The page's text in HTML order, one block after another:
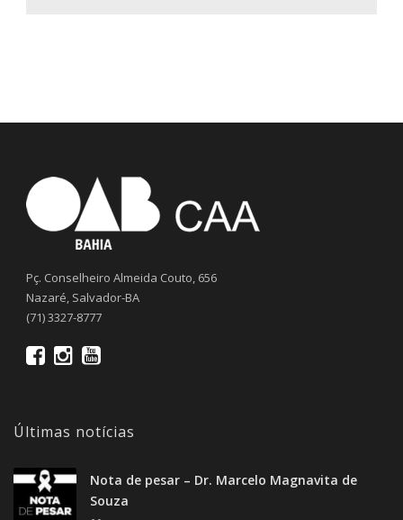
Pç. Conselheiro Almeida Couto, 656
Nazaré, Salvador-BA
(71) 3327-8777
Últimas notícias
Nota de pesar – Dr. Marcelo Magnavita de
Souza